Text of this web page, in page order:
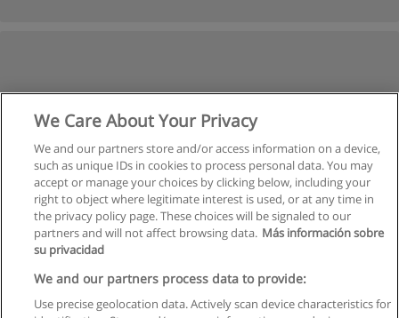
We Care About Your Privacy
We and our partners store and/or access information on a device,
such as unique IDs in cookies to process personal data. You may
accept or manage your choices by clicking below, including your
right to object where legitimate interest is used, or at any time in
the privacy policy page. These choices will be signaled to our
partners and will not affect browsing data. Más información sobre
su privacidad
We and our partners process data to provide:
Use precise geolocation data. Actively scan device characteristics for